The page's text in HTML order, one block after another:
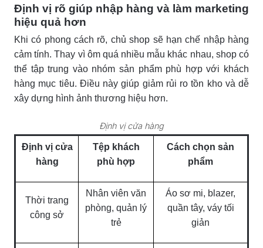
Định vị rõ giúp nhập hàng và làm marketing
hiệu quả hơn
Khi có phong cách rõ, chủ shop sẽ hạn chế nhập hàng
cảm tính. Thay vì ôm quá nhiều mẫu khác nhau, shop có
thể tập trung vào nhóm sản phẩm phù hợp với khách
hàng mục tiêu. Điều này giúp giảm rủi ro tồn kho và dễ
xây dựng hình ảnh thương hiệu hơn.
Định vị cửa hàng
Định vị cửa
hàng
Tệp khách
phù hợp
Cách chọn sản
phẩm
Thời trang
công sở
Nhân viên văn
phòng, quản lý
trẻ
Áo sơ mi, blazer,
quần tây, váy tối
giản